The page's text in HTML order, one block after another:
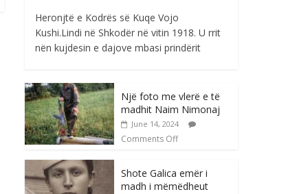
Heronjtë e Kodrës së Kuqe Vojo
Kushi.Lindi në Shkodër në vitin 1918. U rrit
nën kujdesin e dajove mbasi prindërit
Një foto me vlerë e të
madhit Naim Nimonaj
June 14, 2024
Comments Off
Shote Galica emër i
madh i mëmëdheut